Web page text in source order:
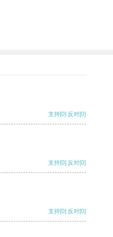
支持[0] 反对[0]
支持[0] 反对[0]
支持[0] 反对[0]